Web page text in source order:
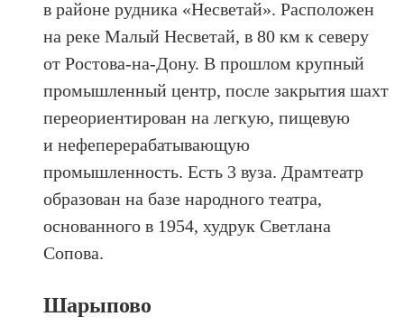
в районе рудника «Несветай». Расположен
на реке Малый Несветай, в 80 км к северу
от Ростова-на-Дону. В прошлом крупный
промышленный центр, после закрытия шахт
переориентирован на легкую, пищевую
и нефеперерабатывающую
промышленность. Есть 3 вуза. Драмтеатр
образован на базе народного театра,
основанного в 1954, худрук Светлана
Сопова.
Шарыпово